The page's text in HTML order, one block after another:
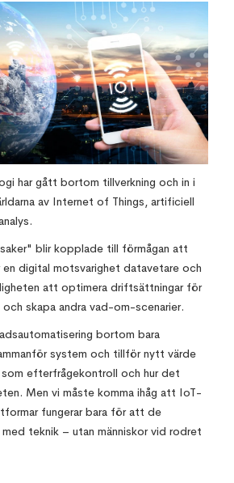
har gått bortom tillverkning och in i
av Internet of Things, artificiell
blir kopplade till förmågan att
digital motsvarighet datavetare och
att optimera driftsättningar för
skapa andra vad-om-scenarier.
bortom bara
system och tillför nytt värde
efterfrågekontroll och hur det
Men vi måste komma ihåg att IoT-
fungerar bara för att de
teknik – utan människor vid rodret